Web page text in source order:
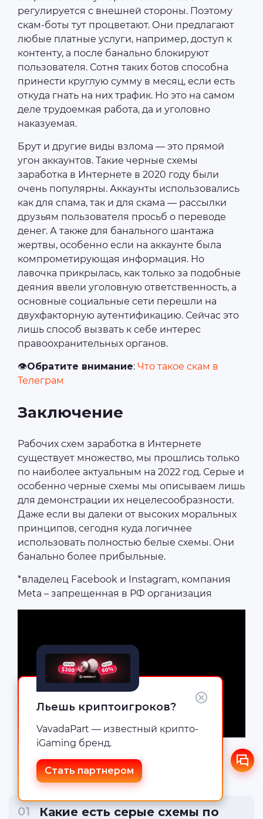
регулируется с внешней стороны. Поэтому
скам-боты тут процветают. Они предлагают
любые платные услуги, например, доступ к
контенту, а после банально блокируют
пользователя. Сотня таких ботов способна
принести круглую сумму в месяц, если есть
откуда гнать на них трафик. Но это на самом
деле трудоемкая работа, да и уголовно
наказуемая.
Брут и другие виды взлома ― это прямой
угон аккаунтов. Такие черные схемы
заработка в Интернете в 2020 году были
очень популярны. Аккаунты использовались
как для спама, так и для скама ― рассылки
друзьям пользователя просьб о переводе
денег. А также для банального шантажа
жертвы, особенно если на аккаунте была
компрометирующая информация. Но
лавочка прикрылась, как только за подобные
деяния ввели уголовную ответственность, а
основные социальные сети перешли на
двухфакторную аутентификацию. Сейчас это
лишь способ вызвать к себе интерес
правоохранительных органов.
️👁Обратите внимание: Что такое скам в
Телеграм
Заключение
Рабочих схем заработка в Интернете
существует множество, мы прошлись только
по наиболее актуальным на 2022 год. Серые и
особенно черные схемы мы описываем лишь
для демонстрации их нецелесообразности.
Даже если вы далеки от высоких моральных
принципов, сегодня куда логичнее
использовать полностью белые схемы. Они
банально более прибыльные.
*владелец Facebook и Instagram, компания
Meta – запрещенная в РФ организация
FAQ
Какие есть серые схемы по
Льешь криптоигроков?
VavadaPart — известный крипто-
iGaming бренд.
Стать партнером